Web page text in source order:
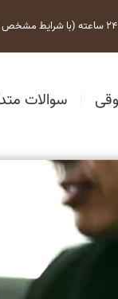
سوالات